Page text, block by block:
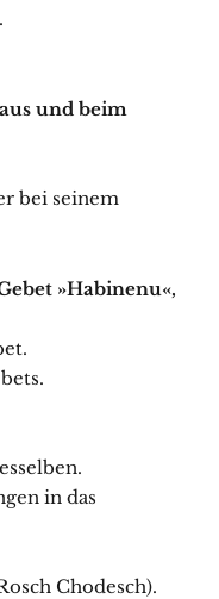
und beim
bei seinem
»Habinenu«,
in das
Chodesch).